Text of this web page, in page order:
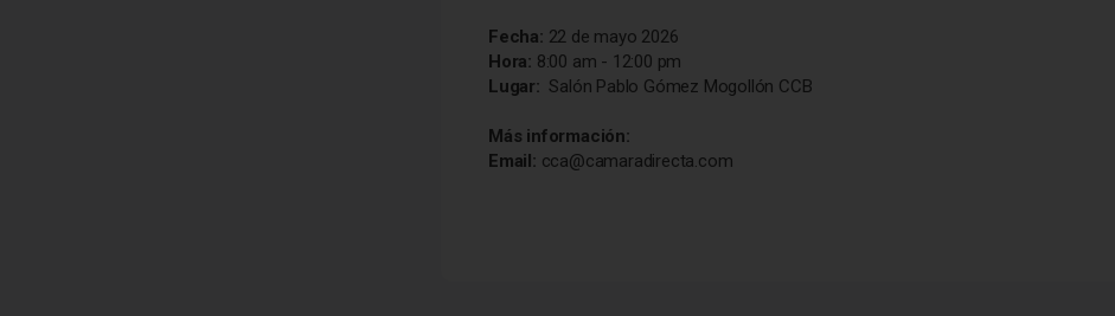
Fecha: 22 de mayo 2026
Hora: 8:00 am - 12:00 pm
Lugar: Salón Pablo Gómez Mogollón CCB
Más información:
Email: cca@camaradirecta.com